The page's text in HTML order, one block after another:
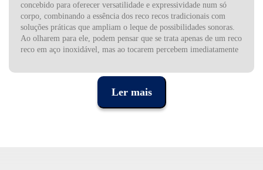
concebido para oferecer versatilidade e expressividade num só
corpo, combinando a essência dos reco recos tradicionais com
soluções práticas que ampliam o leque de possibilidades sonoras.
Ao olharem para ele, podem pensar que se trata apenas de um reco
reco em aço inoxidável, mas ao tocarem percebem imediatamente
O LP452 apresenta duas superfícies distintas de raspagem, cada
uma com a sua textura própria. Num dos lados encontram
ranhuras largas e salientes que recriam o timbre encorpado e cheio
Ler mais